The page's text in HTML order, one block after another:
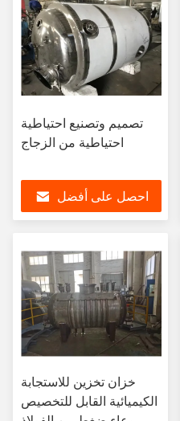
تصميم وتصنيع احتياطية
احتياطية من الزجاج
احصل على أفضل
خزان تخزين للاستجابة
الكيميائية القابل للتخصيص